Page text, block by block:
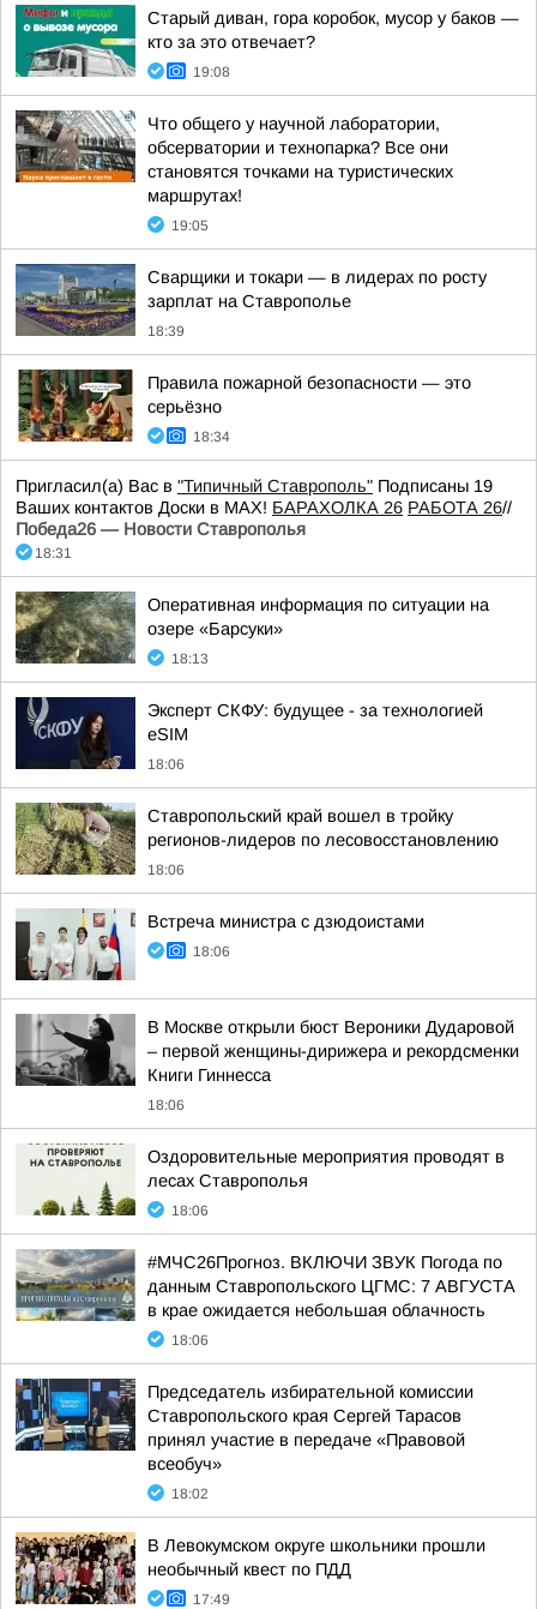
Старый диван, гора коробок, мусор у баков —
кто за это отвечает?
19:08
Что общего у научной лаборатории,
обсерватории и технопарка? Все они
становятся точками на туристических
маршрутах!
19:05
Сварщики и токари — в лидерах по росту
зарплат на Ставрополье
18:39
Правила пожарной безопасности — это
серьёзно
18:34
Пригласил(а) Вас в "Типичный Ставрополь" Подписаны 19
Ваших контактов Доски в МАХ! БАРАХОЛКА 26 РАБОТА 26//
Победа26 — Новости Ставрополья
18:31
Оперативная информация по ситуации на
озере «Барсуки»
18:13
Эксперт СКФУ: будущее - за технологией
eSIM
18:06
Ставропольский край вошел в тройку
регионов-лидеров по лесовосстановлению
18:06
Встреча министра с дзюдоистами
18:06
В Москве открыли бюст Вероники Дударовой
– первой женщины-дирижера и рекордсменки
Книги Гиннесса
18:06
Оздоровительные мероприятия проводят в
лесах Ставрополья
18:06
#МЧС26Прогноз. ВКЛЮЧИ ЗВУК Погода по
данным Ставропольского ЦГМС: 7 АВГУСТА
в крае ожидается небольшая облачность
18:06
Председатель избирательной комиссии
Ставропольского края Сергей Тарасов
принял участие в передаче «Правовой
всеобуч»
18:02
В Левокумском округе школьники прошли
необычный квест по ПДД
17:49